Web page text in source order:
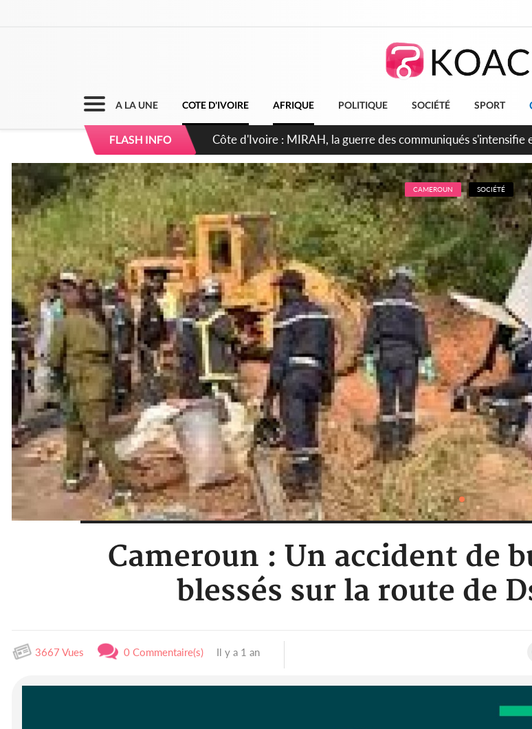
A LA UNE COTE D'IVOIRE AFRIQUE POLITIQUE SOCIÉTÉ SPORT
FLASH INFO Côte d'Ivoire : Indépendance 2026, Thiam plaide pour un
CAMEROUN SOCIÉTÉ
Cameroun : Un accident de
blessés sur la route de
3667 Vues 0 Commentaire(s) Il y a 1 an